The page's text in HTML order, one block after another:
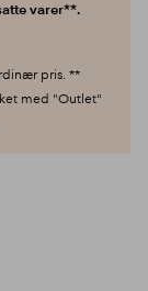
varer**.
pris. **
med "Outlet"